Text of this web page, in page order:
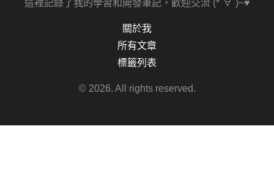
這裡記錄了我的學習和開發筆記，歡迎交流 (*´∀`)~♥
關於我
所有文章
標籤列表
© 2026. All rights reserved.